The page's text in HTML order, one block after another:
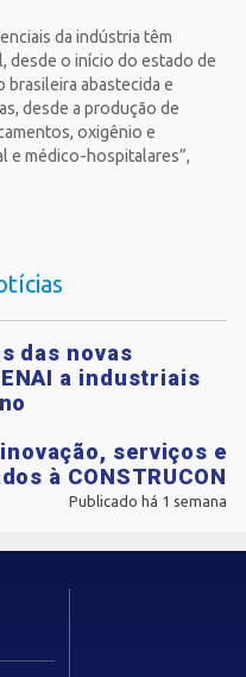
da indústria têm
desde o início do estado de
brasileira abastecida e
desde a produção de
oxigênio e
e médico-hospitalares”,
das novas
a industriais
serviços e
à CONSTRUCON
Publicado há 1 semana